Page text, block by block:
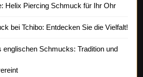
Helix Piercing Schmuck für Ihr Ohr
bei Tchibo: Entdecken Sie die Vielfalt!
englischen Schmucks: Tradition und